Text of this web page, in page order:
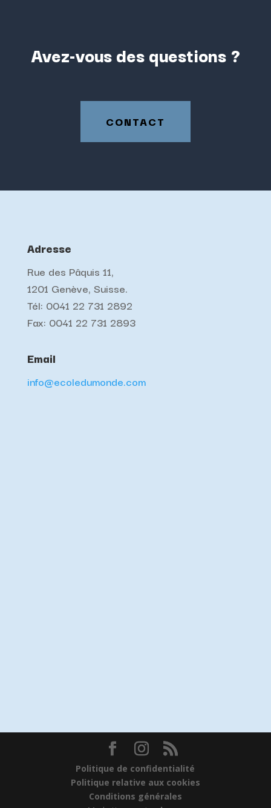
Avez-vous des questions ?
CONTACT
Adresse
Rue des Pâquis 11,
1201 Genève, Suisse.
Tél: 0041 22 731 2892
Fax: 0041 22 731 2893
Email
info@ecoledumonde.com
Politique de confidentialité
Politique relative aux cookies
Conditions générales